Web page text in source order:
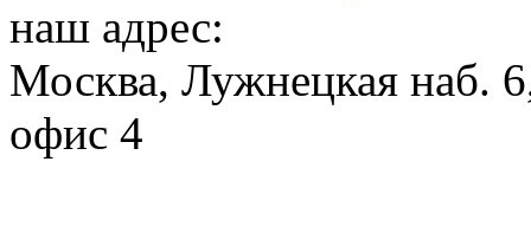
наш адрес:
Москва, Лужнецкая наб.
офис 4